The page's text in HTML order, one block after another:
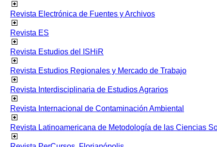
Revista Electrónica de Fuentes y Archivos
Revista ES
Revista Estudios del ISHiR
Revista Estudios Regionales y Mercado de Trabajo
Revista Interdisciplinaria de Estudios Agrarios
Revista Internacional de Contaminación Ambiental
Revista Latinoamericana de Metodología de las Ciencias